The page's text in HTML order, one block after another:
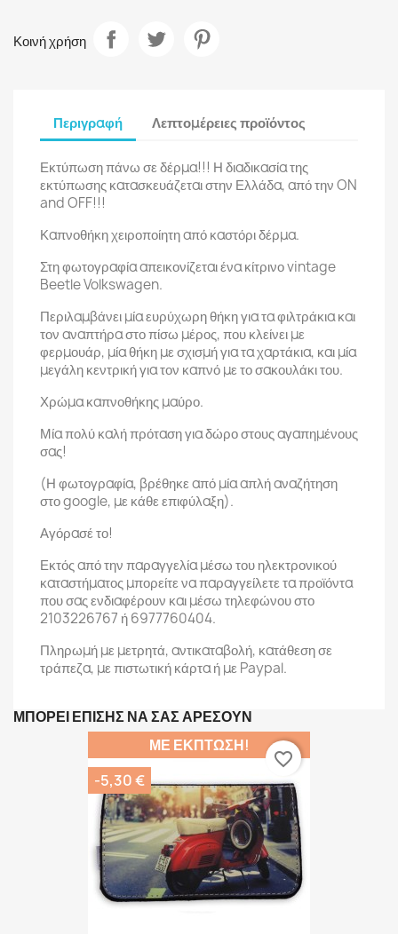
Κοινή χρήση
Περιγραφή Λεπτομέρειες προϊόντος
Εκτύπωση πάνω σε δέρμα!!! Η διαδικασία της
εκτύπωσης κατασκευάζεται στην Ελλάδα, από την ON
and OFF!!!
Καπνοθήκη χειροποίητη από καστόρι δέρμα.
Στη φωτογραφία απεικονίζεται ένα κίτρινο vintage
Beetle Volkswagen.
Περιλαμβάνει μία ευρύχωρη θήκη για τα φιλτράκια και
τον αναπτήρα στο πίσω μέρος, που κλείνει με
φερμουάρ, μία θήκη με σχισμή για τα χαρτάκια, και μία
μεγάλη κεντρική για τον καπνό με το σακουλάκι του.
Χρώμα καπνοθήκης μαύρο.
Μία πολύ καλή πρόταση για δώρο στους αγαπημένους
σας!
(Η φωτογραφία, βρέθηκε από μία απλή αναζήτηση
στο google, με κάθε επιφύλαξη).
Αγόρασέ το!
Εκτός από την παραγγελία μέσω του ηλεκτρονικού
καταστήματος μπορείτε να παραγγείλετε τα προϊόντα
που σας ενδιαφέρουν και μέσω τηλεφώνου στο
2103226767 ή 6977760404.
Πληρωμή με μετρητά, αντικαταβολή, κατάθεση σε
τράπεζα, με πιστωτική κάρτα ή με Paypal.
ΜΠΟΡΕΊ ΕΠΊΣΗΣ ΝΑ ΣΑΣ ΑΡΈΣΟΥΝ
ΜΕ ΈΚΠΤΩΣΗ!
-5,30 €
favorite_border